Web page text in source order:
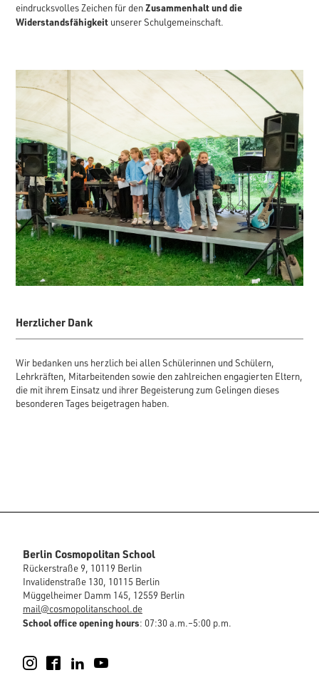
eindrucksvolles Zeichen für denZusammenhalt und die
Widerstandsfähigkeitunserer Schulgemeinschaft.
Herzlicher Dank
Wir bedanken uns herzlich bei allen Schülerinnen und Schülern,
Lehrkräften, Mitarbeitenden sowie den zahlreichen engagierten Eltern,
die mit ihrem Einsatz und ihrer Begeisterung zum Gelingen dieses
besonderen Tages beigetragen haben.
Berlin Cosmopolitan School
Rückerstraße 9, 10119 Berlin
Invalidenstraße 130, 10115 Berlin
Müggelheimer Damm 145, 12559 Berlin
mail@cosmopolitanschool.de
School office opening hours: 07:30 a.m.–5:00 p.m.
Instagram
FacebookLinkedIn